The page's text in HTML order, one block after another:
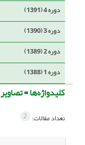
دوره 4 (1391)
دوره 3 (1390)
دوره 2 (1389)
دوره 1 (1388)
کلیدواژه‌ها =تصاویر MODIS
تعداد مقالات: 2